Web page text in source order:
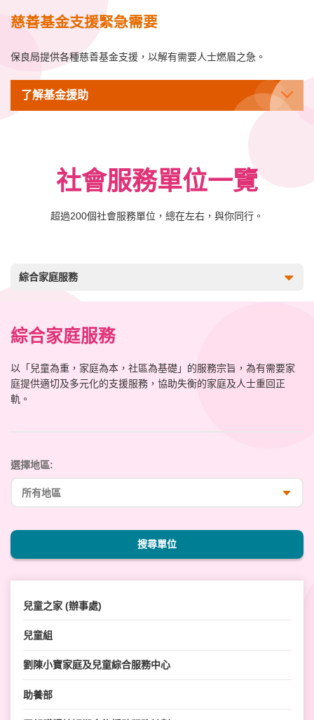
慈善基金支援緊急需要
保良局提供各種慈善基金支援，以解有需要人士燃眉之急。
了解基金援助
社會服務單位一覽
超過200個社會服務單位，總在左右，與你同行。
綜合家庭服務
綜合家庭服務
以「兒童為重，家庭為本，社區為基礎」的服務宗旨，為有需要家
庭提供適切及多元化的支援服務，協助失衡的家庭及人士重回正
軌。
選擇地區:
搜尋單位
兒童之家 (辦事處)
兒童組
劉陳小寶家庭及兒童綜合服務中心
助養部